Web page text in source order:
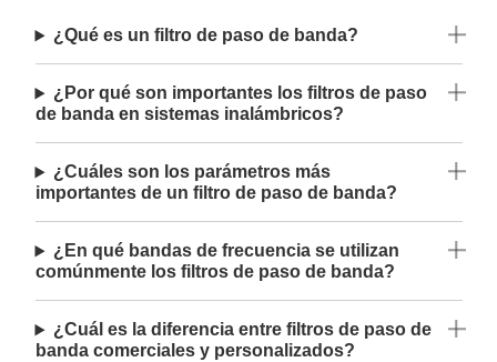
¿Qué es un filtro de paso de banda?
¿Por qué son importantes los filtros de paso
de banda en sistemas inalámbricos?
¿Cuáles son los parámetros más
importantes de un filtro de paso de banda?
¿En qué bandas de frecuencia se utilizan
comúnmente los filtros de paso de banda?
¿Cuál es la diferencia entre filtros de paso de
banda comerciales y personalizados?